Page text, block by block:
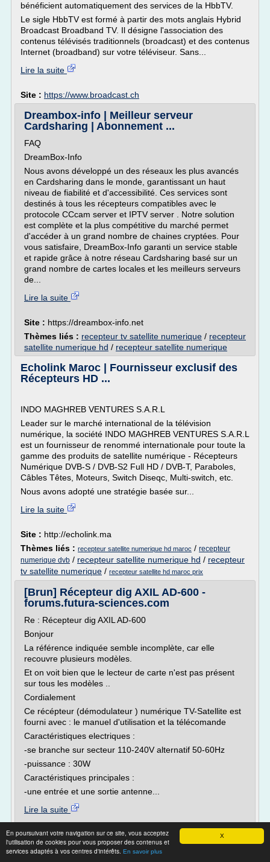
X
En poursuivant votre navigation sur ce site, vous acceptez
l'utilisation de cookies pour vous proposer des contenus et
services adaptés à vos centres d'intérêts. En savoir plus
bénéficient automatiquement des services de la HbbTV.
Le sigle HbbTV est formé à partir des mots anglais Hybrid
Broadcast Broadband TV. Il désigne l'association des
contenus télévisés traditionnels (broadcast) et des contenus
Internet (broadband) sur votre téléviseur. Sans...
Lire la suite
Site : https://www.broadcast.ch
Dreambox-info | Meilleur serveur
Cardsharing | Abonnement ...
FAQ
DreamBox-Info
Nous avons développé un des réseaux les plus avancés
en Cardsharing dans le monde, garantissant un haut
niveau de fiabilité et d'accessibilité. Ces services sont
destinés à tous les récepteurs compatibles avec le
protocole CCcam server et IPTV server . Notre solution
est complète et la plus compétitive du marché permet
d'accéder à un grand nombre de chaines cryptées. Pour
vous satisfaire, DreamBox-Info garanti un service stable
et rapide grâce à notre réseau Cardsharing basé sur un
grand nombre de cartes locales et les meilleurs serveurs
de...
Lire la suite
Site : https://dreambox-info.net
Thèmes liés : recepteur tv satellite numerique / recepteur
satellite numerique hd / recepteur satellite numerique
Echolink Maroc | Fournisseur exclusif des
Récepteurs HD ...
INDO MAGHREB VENTURES S.A.R.L
Leader sur le marché international de la télévision
numérique, la société INDO MAGHREB VENTURES S.A.R.L
est un fournisseur de renommé internationale pour toute la
gamme des produits de satellite numérique - Récepteurs
Numérique DVB-S / DVB-S2 Full HD / DVB-T, Paraboles,
Câbles Têtes, Moteurs, Switch Diseqc, Multi-switch, etc.
Nous avons adopté une stratégie basée sur...
Lire la suite
Site : http://echolink.ma
Thèmes liés : recepteur satellite numerique hd maroc / recepteur
numerique dvb / recepteur satellite numerique hd / recepteur
tv satellite numerique / recepteur satellite hd maroc prix
[Brun] Récepteur dig AXIL AD-600 -
forums.futura-sciences.com
Re : Récepteur dig AXIL AD-600
Bonjour
La référence indiquée semble incomplète, car elle
recouvre plusieurs modèles.
Et on voit bien que le lecteur de carte n'est pas présent
sur tous les modèles ..
Cordialement
Ce récépteur (démodulateur ) numérique TV-Satellite est
fourni avec : le manuel d'utilisation et la télécomande
Caractéristiques electriques :
-se branche sur secteur 110-240V alternatif 50-60Hz
-puissance : 30W
Caractéristiques principales :
-une entrée et une sortie antenne...
Lire la suite
Site :http://forums.futura-sciences.com
Thèmes liés :recepteur tv satellite numerique